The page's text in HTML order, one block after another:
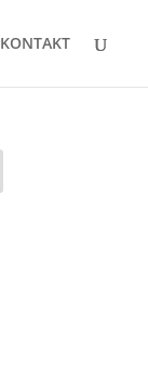
KONTAKT